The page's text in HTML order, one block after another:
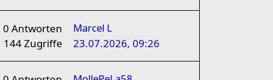
0Antworten
144Zugriffe
Marcel L
23.07.2026, 09:26